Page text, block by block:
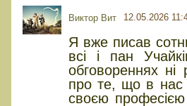
Виктор Вит 12.05.2026
Я вже писав
всі і пан
обговореннях ні
про те, що в нас
своєю професією